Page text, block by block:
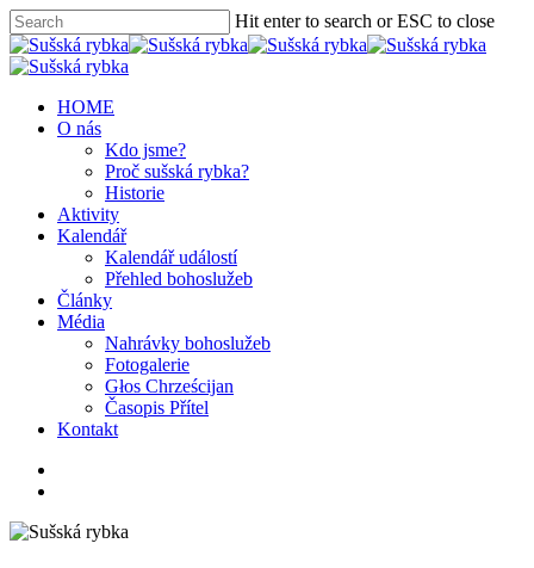
Hit enter to search or ESC to close
HOME
O nás
Kdo jsme?
Proč sušská rybka?
Historie
Aktivity
Kalendář
Kalendář událostí
Přehled bohoslužeb
Články
Média
Nahrávky bohoslužeb
Fotogalerie
Głos Chrześcijan
Časopis Přítel
Kontakt